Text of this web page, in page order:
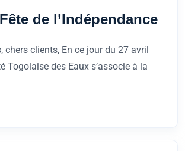
de l’Indépendance
chers clients, En ce jour du 27 avril
Togolaise des Eaux s’associe à la